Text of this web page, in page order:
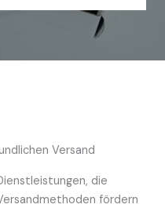
Versand
die
fördern